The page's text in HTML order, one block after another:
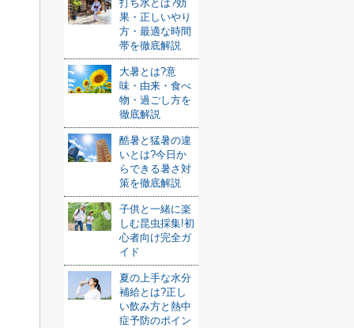
打ち水とは?効
果・正しいやり
方・最適な時間
帯を徹底解説
大暑とは?意
味・由来・食べ
物・過ごし方を
徹底解説
酷暑と猛暑の違
いとは?今日か
らできる暑さ対
策を徹底解説
子供と一緒に楽
しむ昆虫採集!初
心者向け完全ガ
イド
夏の上手な水分
補給とは?正し
い飲み方と熱中
症予防のポイン